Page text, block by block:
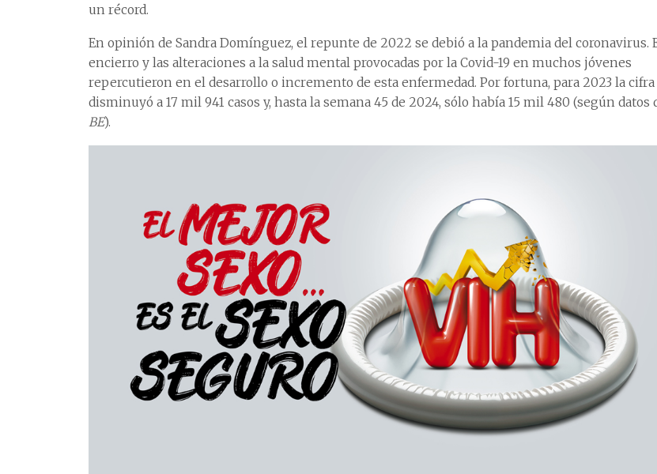
un récord.
En opinión de Sandra Domínguez, el repunte de 2022 se debió a la pandemia del coronavirus.
encierro y las alteraciones a la salud mental provocadas por la Covid-19 en muchos jóvenes
repercutieron en el desarrollo o incremento de esta enfermedad. Por fortuna, para 2023 la cifra
disminuyó a 17 mil 941 casos y, hasta la semana 45 de 2024, sólo había 15 mil 480 (según datos
BE).